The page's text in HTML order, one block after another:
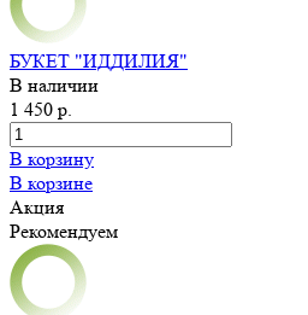
БУКЕТ "ИДДИЛИЯ"
В наличии
1 450 р.
В корзину
В корзине
Акция
Рекомендуем